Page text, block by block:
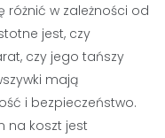
różnić w zależności od
jest, czy
czy jego tańszy
mają
i bezpieczeństwo.
na koszt jest